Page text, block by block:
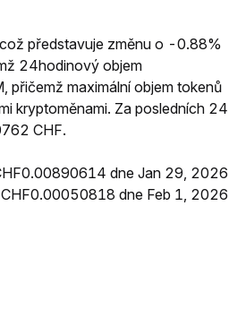
představuje změnu o -0.88%
24hodinový objem
přičemž maximální objem tokenů
kryptoměnami. Za posledních 24
CHF.
dne Jan 29, 2026
CHF0.00050818 dne Feb 1, 2026